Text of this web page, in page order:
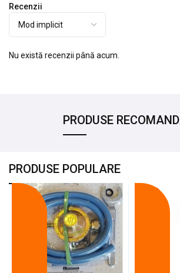
Recenzii
Nu există recenzii până acum.
PRODUSE
PRODUSE POPULARE